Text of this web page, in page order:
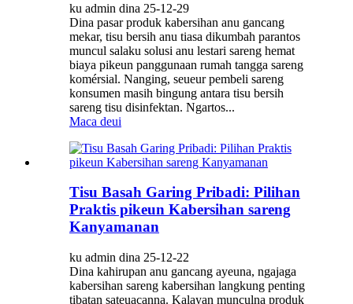
ku admin dina 25-12-29
Dina pasar produk kabersihan anu gancang
mekar, tisu bersih anu tiasa dikumbah parantos
muncul salaku solusi anu lestari sareng hemat
biaya pikeun panggunaan rumah tangga sareng
komérsial. Nanging, seueur pembeli sareng
konsumen masih bingung antara tisu bersih
sareng tisu disinfektan. Ngartos...
Maca deui
Tisu Basah Garing Pribadi: Pilihan
Praktis pikeun Kabersihan sareng
Kanyamanan
ku admin dina 25-12-22
Dina kahirupan anu gancang ayeuna, ngajaga
kabersihan sareng kabersihan langkung penting
tibatan sateuacanna. Kalayan munculna produk